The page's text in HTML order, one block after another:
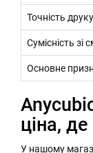
Точність друку
Сумісність зі
Основне
ціна,
У нашому